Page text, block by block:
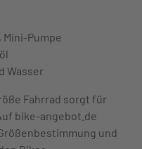
Pumpe
Wasser
Fahrrad sorgt für
bike-angebot.de
und